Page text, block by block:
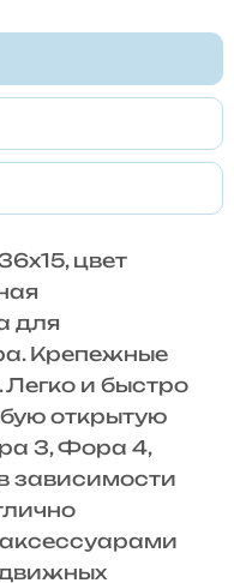
цвет
для
Крепежные
Легко и быстро
открытую
3, Фора 4,
зависимости